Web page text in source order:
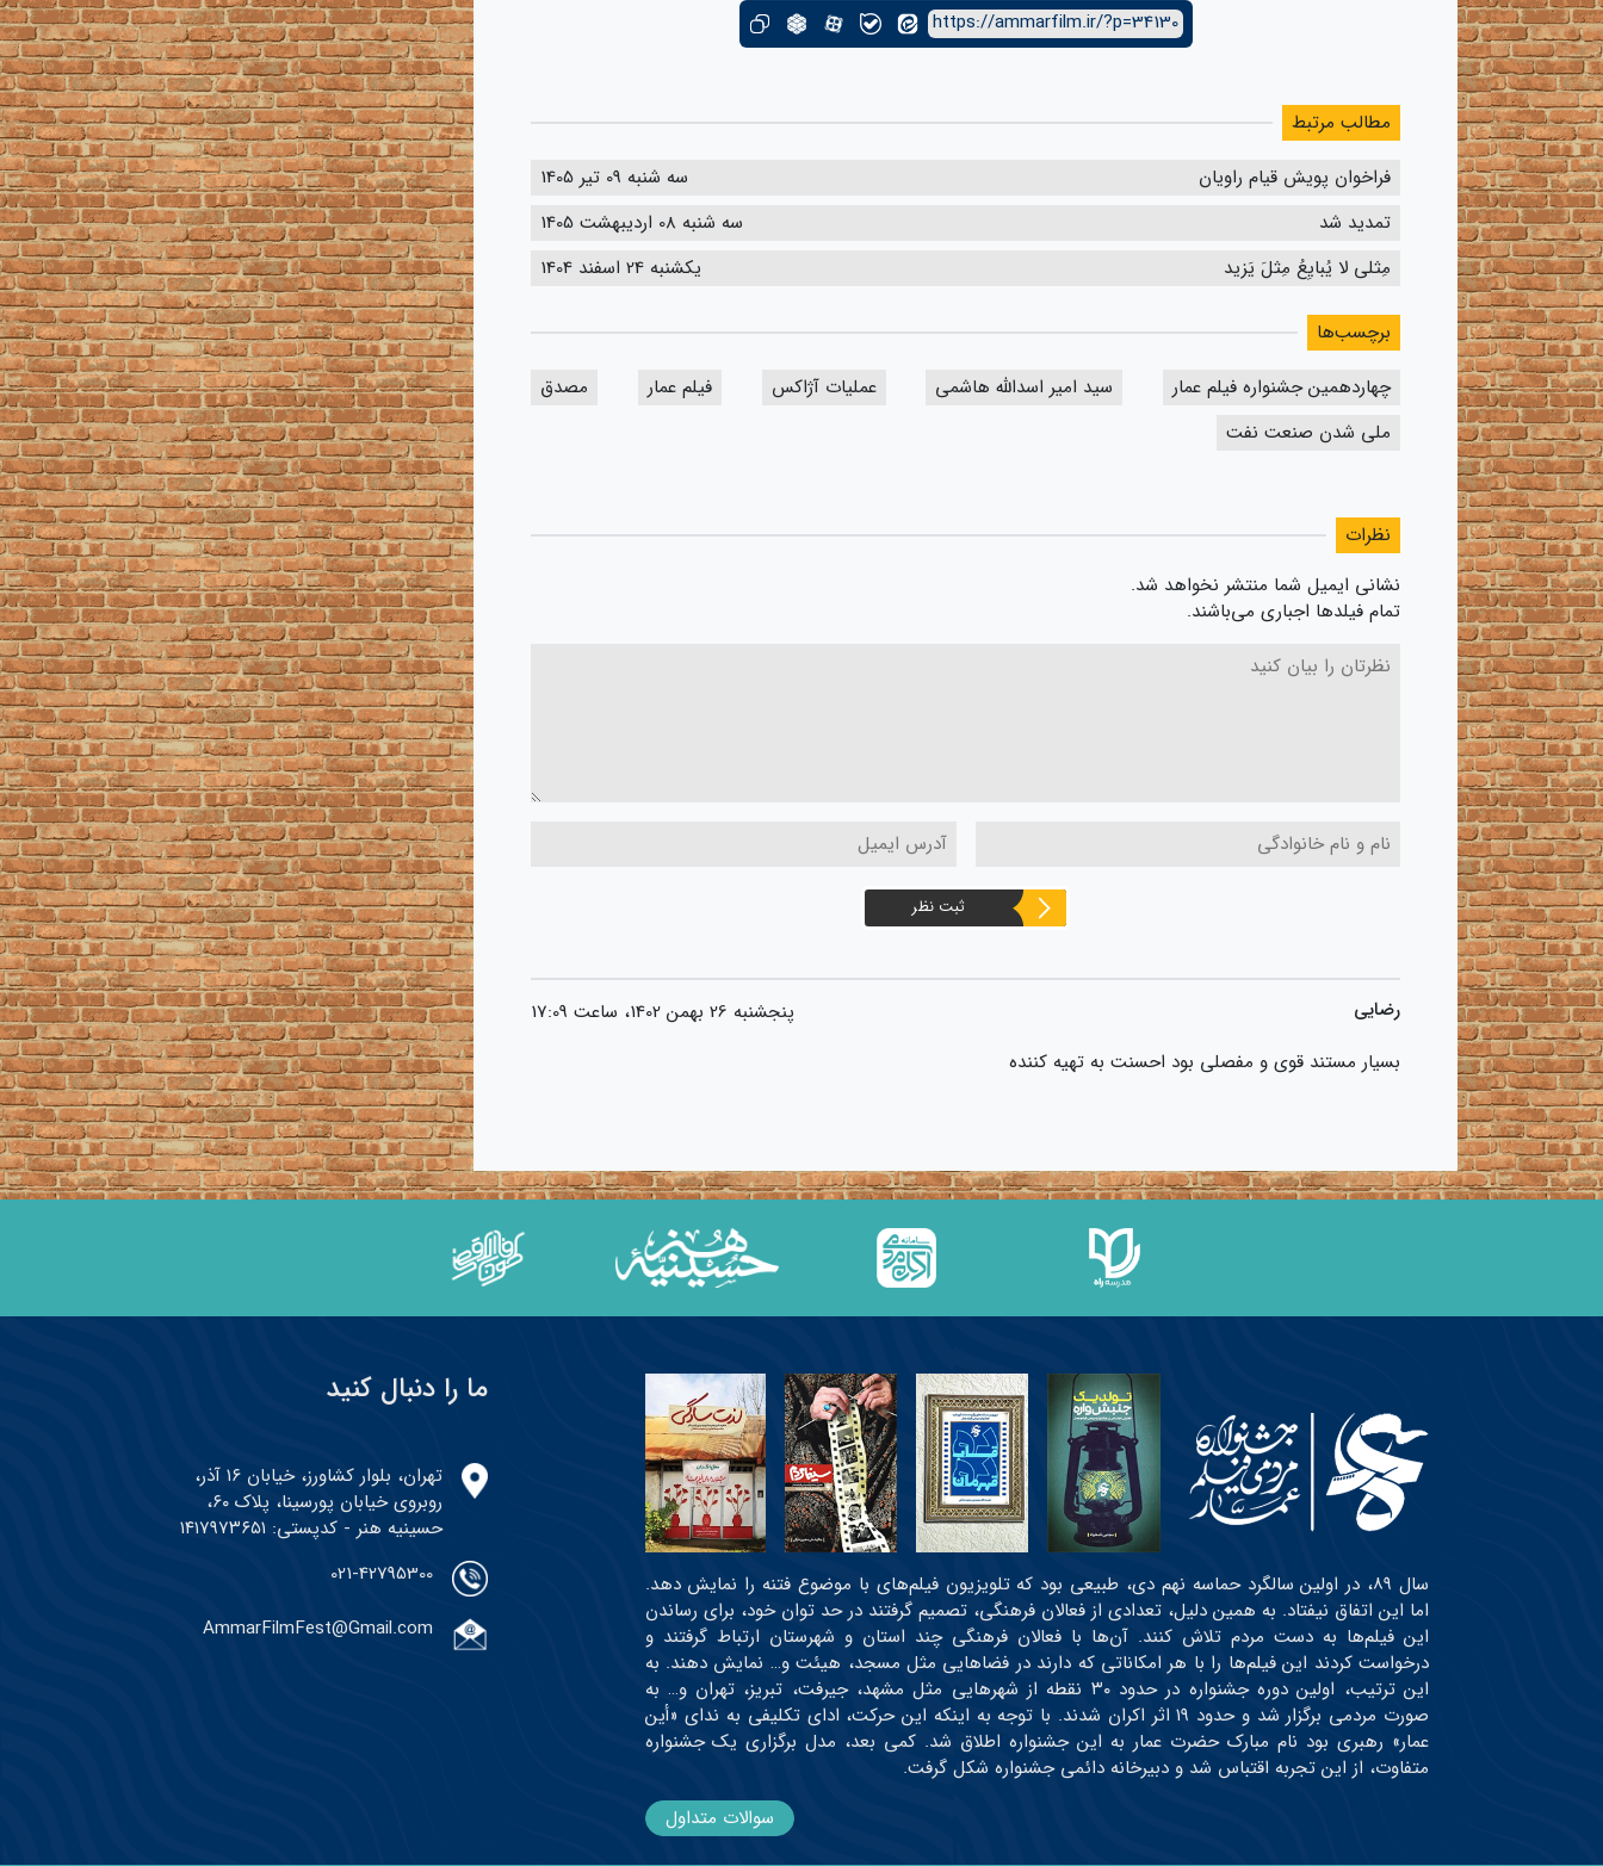
https://ammarfilm.ir/?p=34130
مطالب مرتبط
فراخوان پویش قیام راویان
سه شنبه 09 تیر 1405
تمدید شد
سه شنبه 08 اردیبهشت 1405
مِثلی لا یُبایِعُ مِثلَ یَزید
یکشنبه 24 اسفند 1404
برچسب‌ها
چهاردهمین جشنواره فیلم عمار
سید امیر اسدالله هاشمی عملیات آژاکس فیلم عمار
مصدق
ملی شدن صنعت نفت
نظرات
نشانی ایمیل شما منتشر نخواهد شد.
تمام فیلدها اجباری می‌باشند.
ثبت نظر
رضایی
پنجشنبه 26 بهمن 1402، ساعت 17:09
بسیار مستند قوی و مفصلی بود احسنت به تهیه کننده
سال ۸۹، در اولین سالگرد حماسه نهم دی، طبیعی بود که تلویزیون فیلم‌های با موضوع فتنه را نمایش دهد.
اما این اتفاق نیفتاد. به همین دلیل، تعدادی از فعالان فرهنگی، تصمیم گرفتند در حد توان خود، برای رساندن
این فیلم‌ها به دست مردم تلاش کنند. آن‌ها با فعالان فرهنگی چند استان و شهرستان ارتباط گرفتند و
درخواست کردند این فیلم‌ها را با هر امکاناتی که دارند در فضاهایی مثل مسجد، هیئت و… نمایش دهند. به
این ترتیب، اولین دوره جشنواره در حدود ۳۰ نقطه از شهرهایی مثل مشهد، جیرفت، تبریز، تهران و… به
صورت مردمی برگزار شد و حدود ۱۹ اثر اکران شدند. با توجه به اینکه این حرکت، ادای تکلیفی به ندای «أین
عمار» رهبری بود نام مبارک حضرت عمار به این جشنواره اطلاق شد. کمی بعد، مدل برگزاری یک جشنواره
متفاوت، از این تجربه اقتباس شد و دبیرخانه دائمی جشنواره شکل گرفت.
سوالات متداول
ما را دنبال کنید
تهران، بلوار کشاورز، خیابان ۱۶ آذر،
روبروی خیابان پورسینا، پلاک ۶۰،
حسینیه هنر - کدپستی: ۱۴۱۷۹۷۳۶۵۱
021-42795300
AmmarFilmFest@Gmail.com